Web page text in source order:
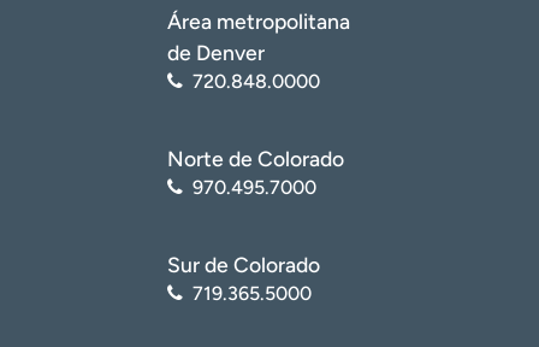
Instituto Nacional del Corazón, los Pulmones y la Sangre
(NHLBI, por sus siglas en inglés). Pruebas cardíacas –
https://www.nhlbi.nih.gov/health/heart-tests
Área metropolitana
de Denver
720.848.0000
Norte de Colorado
970.495.7000
Sur de Colorado
719.365.5000